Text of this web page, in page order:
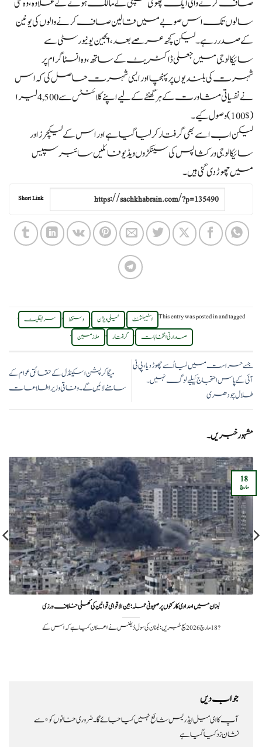
صاف کرنے والی ایک چھوٹی کمپنی کے مالک ہونے کے علاوہ، وہ کئی
سالوں تک اس صوبے میں قالین صاف کرنے والوں کی یونین
کے صدر رہے۔ لیکن کچھ عرصے بعد، ایجین یونیورسٹی سے
سائیکالوجی میں جعلی ڈاکٹریٹ کے ساتھ، وہ انسٹاگرام پر
شہرت کی بلندیوں پر پہنچا اور ایسی شہرت حاصل کی کہ اس
نے نفسیاتی مشاورت کے ہر گھنٹے کے لیے اپنے کلائنٹس سے 4,500 لیرا
($100) وصول کیے۔
لیکن اب اسے بھی گرفتار کر لیا گیا ہے اور اس کے لیکچرز اور
سائیکالوجی ورکشاپس کی سینکڑوں ویڈیو فائلیں سائبر سپیس
میں چھوڑ دی گئی ہیں۔
Short Link
This entry was posted inand tagged اسٹیبلشمنٹ , ٹیلی ویژن , دستخط , سرٹیفکیٹ ,
صدارتی انتخابات , گرفتار , ملازمین .
جسے حراست میں لیا اُسے چھوڑ دیا،پی ٹی
آئی کے پاس احتجاج کیلیے لوگ نہیں۔
طلال چودھری
میگا کرپشن اسکینڈل کے حقائق عوام کے
سامنے لائیں گے۔ وفاقی وزیر اطلاعات
مشہور خبریں۔
لبنان میں امدادی کارکنوں پر صہیونی حملہ؛ بین الاقوامی قوانین کی کھلی خلاف ورزی
?️ 18 مارچ 2026سچ خبریں:لبنان کی سول ڈیفنس نے اعلان کیا ہے کہ اس کے
18
مارچ
جواب دیں
آپ کا ای میل ایڈریس شائع نہیں کیا جائے گا۔ضروری خانوں کو*سے
نشان زد کیا گیا ہے